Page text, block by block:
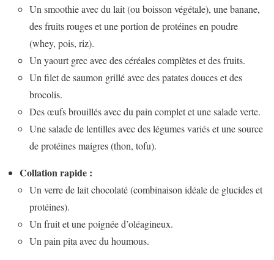
Un smoothie avec du lait (ou boisson végétale), une banane,
des fruits rouges et une portion de protéines en poudre
(whey, pois, riz).
Un yaourt grec avec des céréales complètes et des fruits.
Un filet de saumon grillé avec des patates douces et des
brocolis.
Des œufs brouillés avec du pain complet et une salade verte.
Une salade de lentilles avec des légumes variés et une source
de protéines maigres (thon, tofu).
Collation rapide :
Un verre de lait chocolaté (combinaison idéale de glucides et
protéines).
Un fruit et une poignée d’oléagineux.
Un pain pita avec du houmous.